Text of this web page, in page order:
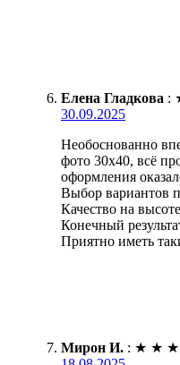
Елена Гладкова :
30.09.2025
Необоснованно
фото 30х40, всё
оформления
Выбор вариантов
Качество на
Конечный
Приятно иметь
Мирон И. : ★ ★ ★